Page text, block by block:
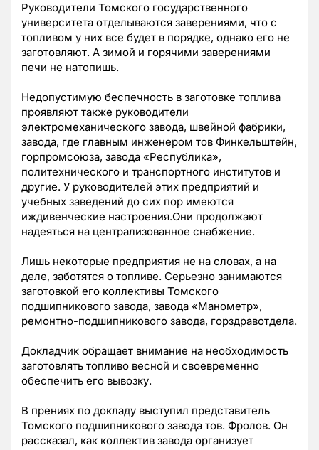
Руководители Томского государственного
университета отделываются заверениями, что с
топливом у них все будет в порядке, однако его не
заготовляют. А зимой и горячими заверениями
печи не натопишь.
Недопустимую беспечность в заготовке топлива
проявляют также руководители
электромеханического завода, швейной фабрики,
завода, где главным инженером тов Финкельштейн,
горпромсоюза, завода «Республика»,
политехнического и транспортного институтов и
другие. У руководителей этих предприятий и
учебных заведений до сих пор имеются
иждивенческие настроения.Они продолжают
надеяться на централизованное снабжение.
Лишь некоторые предприятия не на словах, а на
деле, заботятся о топливе. Серьезно занимаются
заготовкой его коллективы Томского
подшипникового завода, завода «Манометр»,
ремонтно-подшипникового завода, горздравотдела.
Докладчик обращает внимание на необходимость
заготовлять топливо весной и своевременно
обеспечить его вывозку.
В прениях по докладу выступил представитель
Томского подшипникового завода тов. Фролов. Он
рассказал, как коллектив завода организует